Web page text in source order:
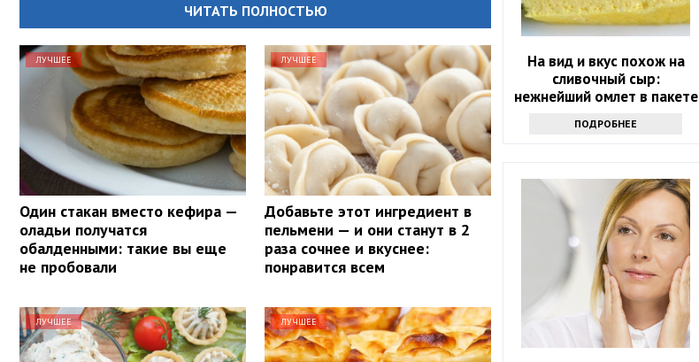
ЧИТАТЬ ПОЛНОСТЬЮ
ЛУЧШЕЕ
Один стакан вместо кефира —
оладьи получатся
обалденными: такие вы еще
не пробовали
ЛУЧШЕЕ
Добавьте этот ингредиент в
пельмени — и они станут в 2
раза сочнее и вкуснее:
понравится всем
ЛУЧШЕЕ ЛУЧШЕЕ
На вид и вкус похож на
сливочный сыр:
нежнейший омлет в пакете
ПОДРОБНЕЕ